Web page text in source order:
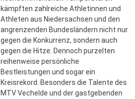
kämpften zahlreiche Athletinnen und
Athleten aus Niedersachsen und den
angrenzenden Bundesländern nicht nur
gegen die Konkurrenz, sondern auch
gegen die Hitze. Dennoch purzelten
reihenweise persönliche
Bestleistungen und sogar ein
Kreisrekord. Besonders die Talente des
MTV Vechelde und der gastgebenden